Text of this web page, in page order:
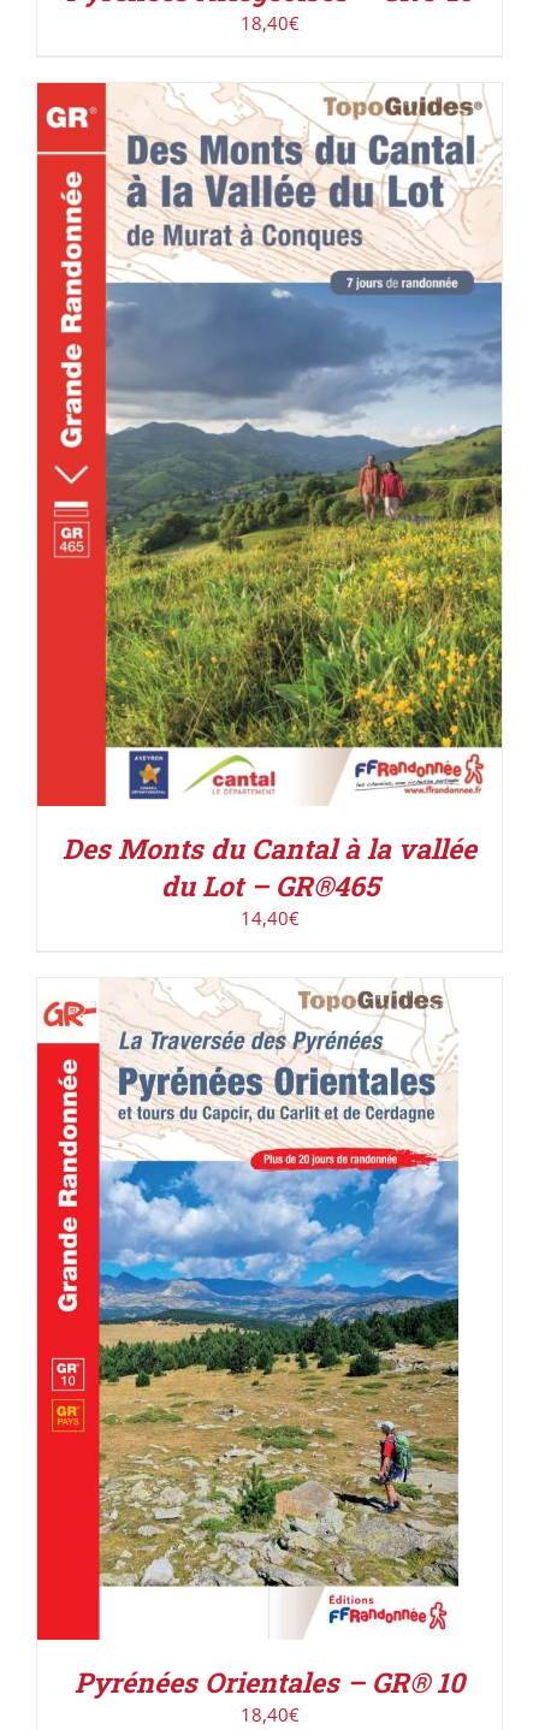
18,40€
ACHETER LE PRODUIT DÉTAILS
Des Monts du Cantal à la vallée
du Lot – GR®465
14,40€
AJOUTER AU PANIER / DÉTAILS
Pyrénées Orientales – GR® 10
18,40€